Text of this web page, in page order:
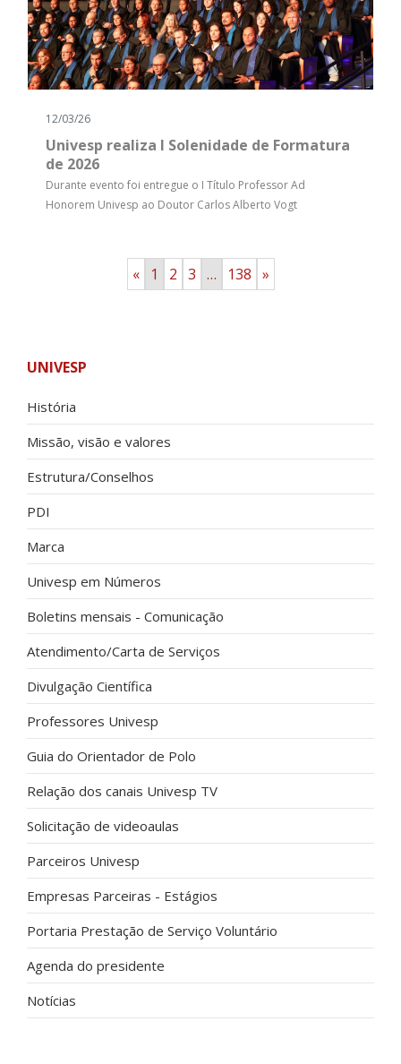
12/03/26
Univesp realiza I Solenidade de Formatura
de 2026
Durante evento foi entregue o I Título Professor Ad
Honorem Univesp ao Doutor Carlos Alberto Vogt
« 1 2 3 … 138 »
UNIVESP
História
Missão, visão e valores
Estrutura/Conselhos
PDI
Marca
Univesp em Números
Boletins mensais - Comunicação
Atendimento/Carta de Serviços
Divulgação Científica
Professores Univesp
Guia do Orientador de Polo
Relação dos canais Univesp TV
Solicitação de videoaulas
Parceiros Univesp
Empresas Parceiras - Estágios
Portaria Prestação de Serviço Voluntário
Agenda do presidente
Notícias